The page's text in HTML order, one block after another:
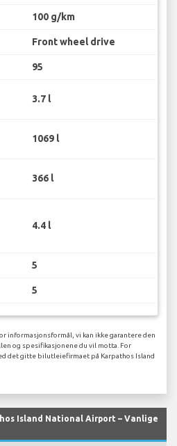
100 g/km
Front wheel drive
95
3.7 l
1069 l
366 l
4.4 l
5
5
informasjonsformål, vi kan ikke garantere den
og spesifikasjonene du vil motta. For
det gitte bilutleiefirmaet på Karpathos Island
Island National Airport – Vanlige